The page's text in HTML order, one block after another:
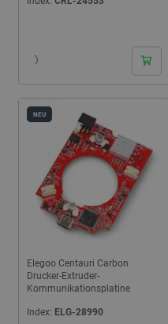
Elegoo Centauri Carbon
Drucker-Extruder-
Kommunikationsplatine
Index: ELG-28990
NEU